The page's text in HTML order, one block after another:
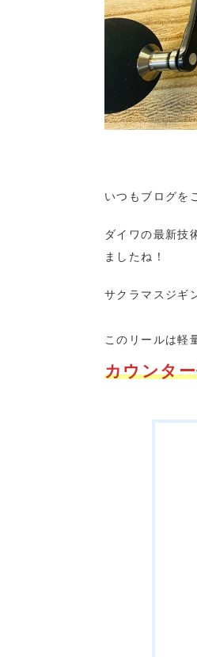
いつもブログを
ダイワの最新技
ましたね！
サクラマスジギ
このリールは軽
カウンタ